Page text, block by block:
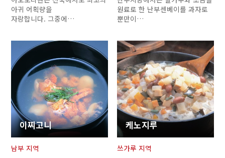
아귀 어획량을
자랑합니다. 그중에…
원료로 한 난부센베이를 과자로
뿐만이…
이찌고니
남부 지역
케노지루
쓰가루 지역